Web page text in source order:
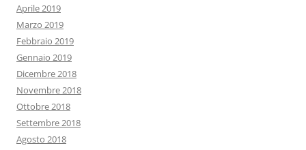
Aprile 2019
Marzo 2019
Febbraio 2019
Gennaio 2019
Dicembre 2018
Novembre 2018
Ottobre 2018
Settembre 2018
Agosto 2018